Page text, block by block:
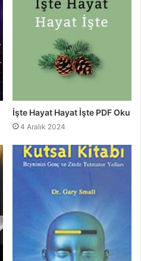
İşte Hayat Hayat İşte PDF Oku
4 Aralık 2024